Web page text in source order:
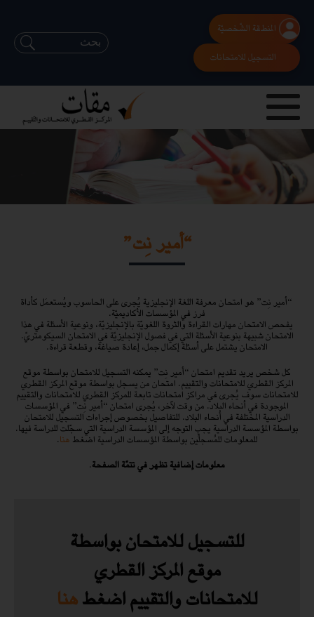
المنطقة الشّخصيّة
التسجيل للامتحانات
“أمير نِت”
“أمير نِت” هو امتحان معرفة اللغة الإنجليزية يُجرى على الحاسوب ويُستعمَل كأداة
فرز في المؤسسات الأكاديميّة.
يفحص الامتحان مهارات القراءة والثروة اللغويّة بالإنجليزيّة، ونوعية الأسئلة في هذا
الامتحان شبيهة بنوعية الأسئلة التي في فصول الإنجليزيّة في الامتحان السيكومتريّ.
الامتحان يشتمل على أسئلة إكمال جمل، إعادة صياغة، وقطعة قراءة.
كل شخص يريد تقديم امتحان “أمير نِت” يمكنه التسجيل للامتحان بواسطة موقع
المركز القطري للامتحانات والتقييم. امتحان من يسجل بواسطة موقع المركز القطري
للامتحانات سوف يُجرى في مراكز امتحانات تابعة للمركز القطري للامتحانات والتقييم
الموجودة في أنحاء البلاد. من وقت لآخر، يُجرى امتحان “أمير نِت” في المؤسسات
الدراسية المختلفة في أنحاء البلاد. للتفاصيل بخصوص إجراءات التسجيل للامتحان
بواسطة المؤسسة الدراسية يجب التوجه إلى المؤسسة الدراسية التي سجّلت للدراسة فيها.
للمعلومات للمُسجلِّين بواسطة المؤسسات الدراسية اضغط هنا.
معلومات إضافية تظهر في تتمّة الصفحة.
للتسجيل للامتحان بواسطة
موقع المركز القطري
للامتحانات والتقييم اضغطهنا